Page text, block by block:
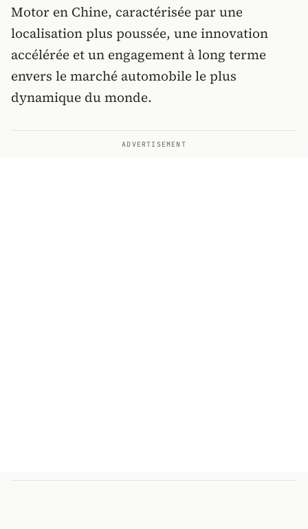
Motor en Chine, caractérisée par une
localisation plus poussée, une innovation
accélérée et un engagement à long terme
envers le marché automobile le plus
dynamique du monde.
ADVERTISEMENT